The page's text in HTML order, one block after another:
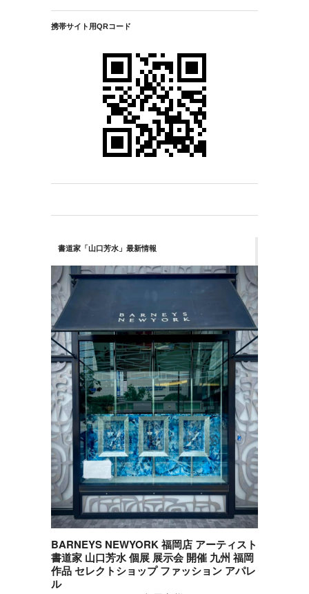
携帯サイト用QRコード
書道家「山口芳水」最新情報
BARNEYS NEWYORK 福岡店 アーティスト
書道家 山口芳水 個展 展示会 開催 九州 福岡
作品 セレクトショップ ファッション アパレ
ル